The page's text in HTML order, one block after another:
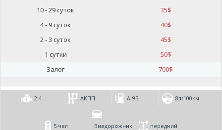
10 - 29 суток
35$
4 - 9 суток
40$
2 - 3 суток
45$
1 сутки
50$
Залог
700$
2.4 АКПП А-95 8л/100км
5 чел Внедорожник передний